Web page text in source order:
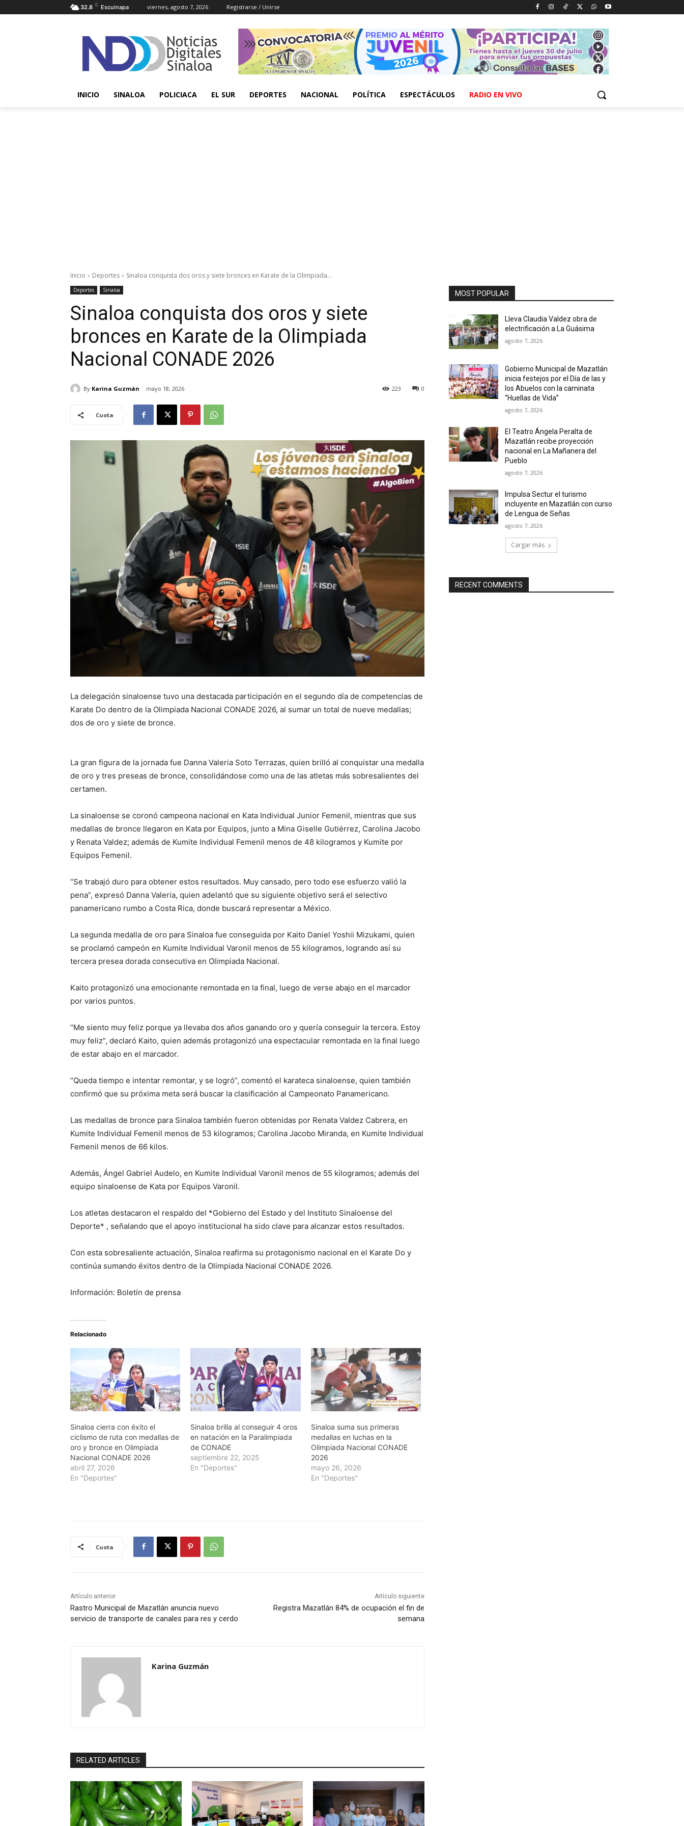
32.8 C Escuinapa viernes, agosto 7, 2026 Registrarse / Unirse
INICIO SINALOA POLICIACA EL SUR DEPORTES NACIONAL POLÍTICA ESPECTÁCULOS RADIO EN VIVO
Inicio Deportes Sinaloa conquista dos oros y siete bronces en Karate de la Olimpiada...
Deportes Sinaloa
Sinaloa conquista dos oros y siete
bronces en Karate de la Olimpiada
Nacional CONADE 2026
By Karina Guzmán mayo 18, 2026 0
223
Cuota
La delegación sinaloense tuvo una destacada participación en el segundo día de competencias de
Karate Do dentro de la Olimpiada Nacional CONADE 2026, al sumar un total de nueve medallas;
dos de oro y siete de bronce.
La gran figura de la jornada fue Danna Valeria Soto Terrazas, quien brilló al conquistar una medalla
de oro y tres preseas de bronce, consolidándose como una de las atletas más sobresalientes del
certamen.
La sinaloense se coronó campeona nacional en Kata Individual Junior Femenil, mientras que sus
medallas de bronce llegaron en Kata por Equipos, junto a Mina Giselle Gutiérrez, Carolina Jacobo
y Renata Valdez; además de Kumite Individual Femenil menos de 48 kilogramos y Kumite por
Equipos Femenil.
“Se trabajó duro para obtener estos resultados. Muy cansado, pero todo ese esfuerzo valió la
pena”, expresó Danna Valeria, quien adelantó que su siguiente objetivo será el selectivo
panamericano rumbo a Costa Rica, donde buscará representar a México.
La segunda medalla de oro para Sinaloa fue conseguida por Kaito Daniel Yoshii Mizukami, quien
se proclamó campeón en Kumite Individual Varonil menos de 55 kilogramos, logrando así su
tercera presea dorada consecutiva en Olimpiada Nacional.
Kaito protagonizó una emocionante remontada en la final, luego de verse abajo en el marcador
por varios puntos.
“Me siento muy feliz porque ya llevaba dos años ganando oro y quería conseguir la tercera. Estoy
muy feliz”, declaró Kaito, quien además protagonizó una espectacular remontada en la final luego
de estar abajo en el marcador.
“Queda tiempo e intentar remontar, y se logró”, comentó el karateca sinaloense, quien también
confirmó que su próxima meta será buscar la clasificación al Campeonato Panamericano.
Las medallas de bronce para Sinaloa también fueron obtenidas por Renata Valdez Cabrera, en
Kumite Individual Femenil menos de 53 kilogramos; Carolina Jacobo Miranda, en Kumite Individual
Femenil menos de 66 kilos.
Además, Ángel Gabriel Audelo, en Kumite Individual Varonil menos de 55 kilogramos; además del
equipo sinaloense de Kata por Equipos Varonil.
Los atletas destacaron el respaldo del *Gobierno del Estado y del Instituto Sinaloense del
Deporte* , señalando que el apoyo institucional ha sido clave para alcanzar estos resultados.
Con esta sobresaliente actuación, Sinaloa reafirma su protagonismo nacional en el Karate Do y
continúa sumando éxitos dentro de la Olimpiada Nacional CONADE 2026.
Información: Boletín de prensa
Relacionado
Sinaloa cierra con éxito el
ciclismo de ruta con medallas de
oro y bronce en Olimpiada
Nacional CONADE 2026
abril 27, 2026
En "Deportes"
Sinaloa brilla al conseguir 4 oros
en natación en la Paralimpiada
de CONADE
septiembre 22, 2025
En "Deportes"
Sinaloa suma sus primeras
medallas en luchas en la
Olimpiada Nacional CONADE
2026
mayo 26, 2026
En "Deportes"
Cuota
Artículo anterior
Rastro Municipal de Mazatlán anuncia nuevo
servicio de transporte de canales para res y cerdo
Artículo siguiente
Registra Mazatlán 84% de ocupación el fin de
semana
Karina Guzmán
RELATED ARTICLES
MOST POPULAR
Lleva Claudia Valdez obra de
electrificación a La Guásima
agosto 7, 2026
Gobierno Municipal de Mazatlán
inicia festejos por el Día de las y
los Abuelos con la caminata
“Huellas de Vida”
agosto 7, 2026
El Teatro Ángela Peralta de
Mazatlán recibe proyección
nacional en La Mañanera del
Pueblo
agosto 7, 2026
Impulsa Sectur el turismo
incluyente en Mazatlán con curso
de Lengua de Señas
agosto 7, 2026
Cargar más
RECENT COMMENTS